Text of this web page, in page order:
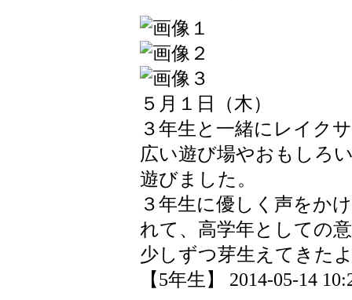
５月１日（木）
３年生と一緒にレイク
広い遊び場やおもしろ
遊びました。
３年生に優しく声をか
れて、高学年としての
少しずつ芽生えてきた
【5年生】 2014-05-14